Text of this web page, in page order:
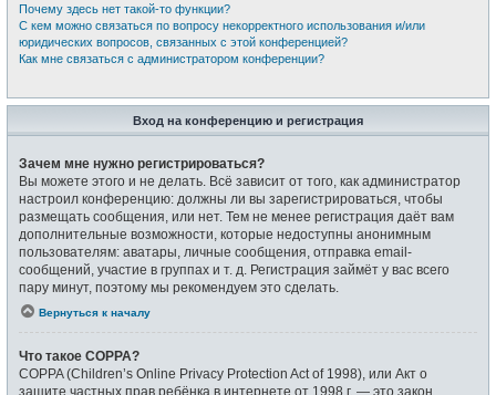
Почему здесь нет такой-то функции?
С кем можно связаться по вопросу некорректного использования и/или
юридических вопросов, связанных с этой конференцией?
Как мне связаться с администратором конференции?
Вход на конференцию и регистрация
Зачем мне нужно регистрироваться?
Вы можете этого и не делать. Всё зависит от того, как администратор
настроил конференцию: должны ли вы зарегистрироваться, чтобы
размещать сообщения, или нет. Тем не менее регистрация даёт вам
дополнительные возможности, которые недоступны анонимным
пользователям: аватары, личные сообщения, отправка email-
сообщений, участие в группах и т. д. Регистрация займёт у вас всего
пару минут, поэтому мы рекомендуем это сделать.
Вернуться к началу
Что такое COPPA?
COPPA (Children’s Online Privacy Protection Act of 1998), или Акт о
защите частных прав ребёнка в интернете от 1998 г. — это закон